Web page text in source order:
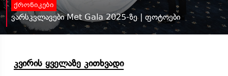
ქრონიკები
ვარსკვლავები Met Gala 2025-ზე | ფოტოები
კვირის ყველაზე კითხვადი